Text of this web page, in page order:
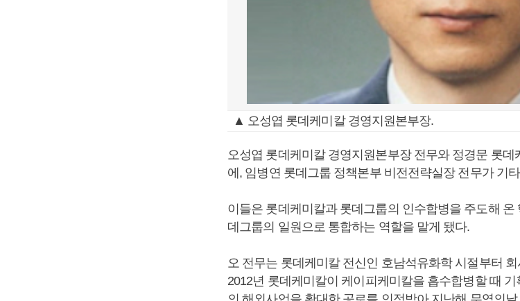
▲ 오성엽 롯데케미칼 경영지원본부장.
오성엽 롯데케미칼 경영지원본부장 전무와 정경문 롯
에, 임병연 롯데그룹 정책본부 비전전략실장 전무가 기
이들은 롯데케미칼과 롯데그룹의 인수합병을 주도해
데그룹의 일원으로 통합하는 역할을 맡게 됐다.
오 전무는 롯데케미칼 전신인 호남석유화학 시절부터
2012년 롯데케미칼이 케이피케미칼을 흡수합병할 때